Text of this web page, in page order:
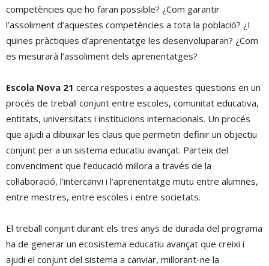
competències que ho faran possible? ¿Com garantir
l’assoliment d’aquestes competències a tota la població? ¿I
quines pràctiques d’aprenentatge les desenvoluparan? ¿Com
es mesurarà l’assoliment dels aprenentatges?
Escola Nova 21 cerca respostes a aquestes qüestions en un
procés de treball conjunt entre escoles, comunitat educativa,
entitats, universitats i institucions internacionals. Un procés
que ajudi a dibuixar les claus que permetin definir un objectiu
conjunt per a un sistema educatiu avançat. Parteix del
convenciment que l’educació millora a través de la
col·laboració, l’intercanvi i l’aprenentatge mutu entre alumnes,
entre mestres, entre escoles i entre societats.
El treball conjunt durant els tres anys de durada del programa
ha de generar un ecosistema educatiu avançat que creixi i
ajudi el conjunt del sistema a canviar, millorant-ne la